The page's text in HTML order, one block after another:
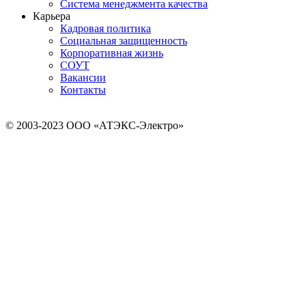
Система менеджмента качества
Карьера
Кадровая политика
Социальная защищенность
Корпоративная жизнь
СОУТ
Вакансии
Контакты
© 2003-2023 ООО «АТЭКС-Электро»